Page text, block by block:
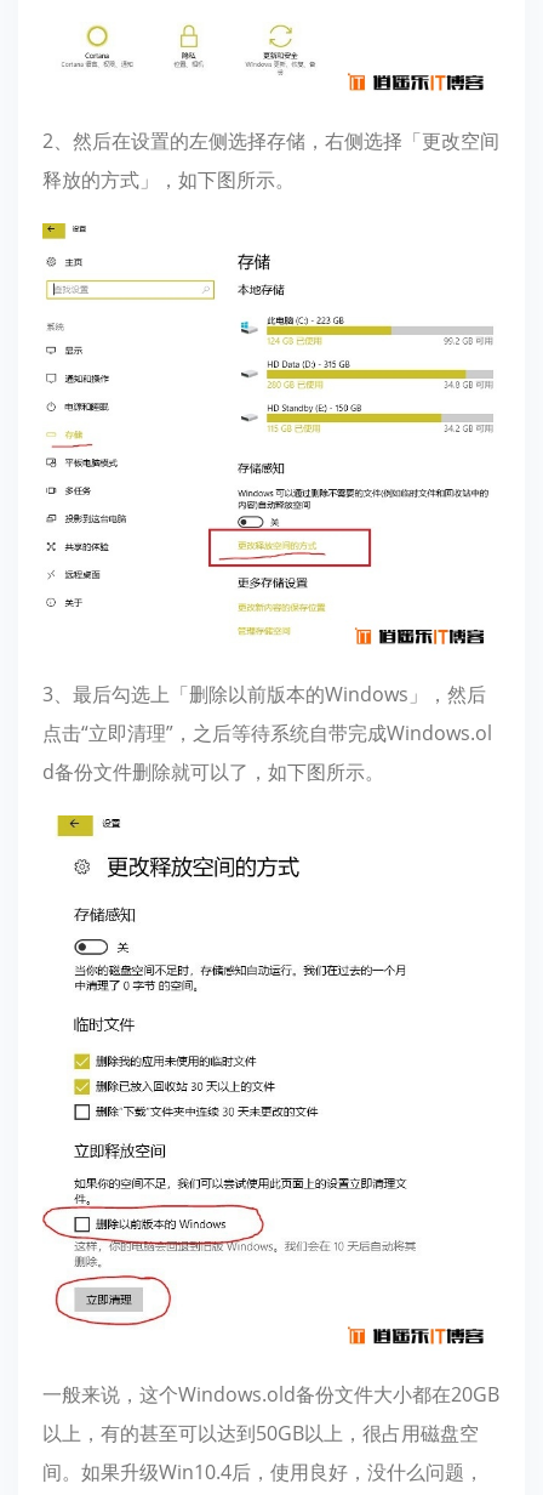
2、然后在设置的左侧选择存储，右侧选择「更改空间
释放的方式」，如下图所示。
3、最后勾选上「删除以前版本的Windows」，然后
点击“立即清理”，之后等待系统自带完成Windows.ol
d备份文件删除就可以了，如下图所示。
一般来说，这个Windows.old备份文件大小都在20GB
以上，有的甚至可以达到50GB以上，很占用磁盘空
间。如果升级Win10.4后，使用良好，没什么问题，